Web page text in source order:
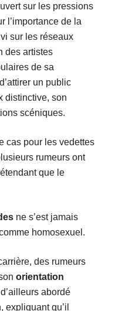
sur les pressions
l’importance de la
sur les réseaux
des artistes
de sa
un public
distinctive, son
scéniques.
cas pour les vedettes
rumeurs ont
que le
ne s’est jamais
homosexuel.
des rumeurs
orientation
abordé
expliquant qu’il